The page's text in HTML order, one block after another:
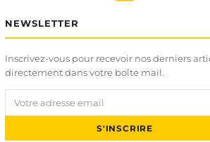
NEWSLETTER
Inscrivez-vous pour recevoir nos derniers
directement dans votre boîte mail.
Votre adresse email
S'INSCRIRE